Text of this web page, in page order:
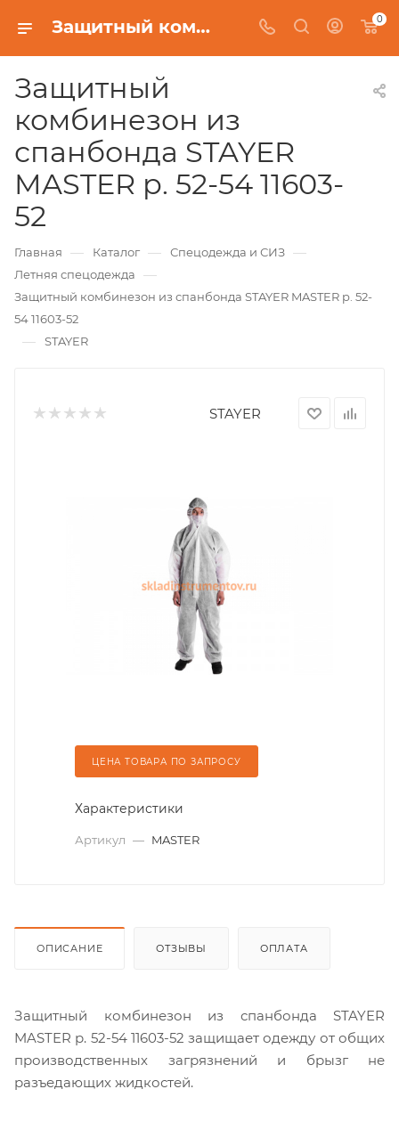
Защитный комбинезон из спанбонда STAYER MASTER р. 52-54 11603-52 0
Защитный
комбинезон из
спанбонда STAYER
MASTER р. 52-54 11603-
52
Главная — Каталог — Спецодежда и СИЗ —
Летняя спецодежда —
Защитный комбинезон из спанбонда STAYER MASTER р. 52-
54 11603-52
— STAYER
STAYER
ЦЕНА ТОВАРА ПО ЗАПРОСУ
Характеристики
Артикул — MASTER
ОПИСАНИЕ ОТЗЫВЫ ОПЛАТА
Защитный комбинезон из спанбонда STAYER
MASTER р. 52-54 11603-52 защищает одежду от общих
производственных загрязнений и брызг не
разъедающих жидкостей.